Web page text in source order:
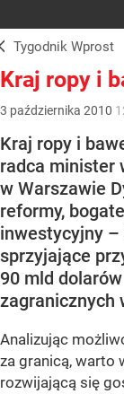
Tygodnik Wprost
Kraj ropy i
3 października 2010
Kraj ropy i
radca minister
w Warszawie
reformy,
inwestycyjny –
sprzyjające
90 mld
zagranicznych
Analizując
za granicą, warto
rozwijającą się